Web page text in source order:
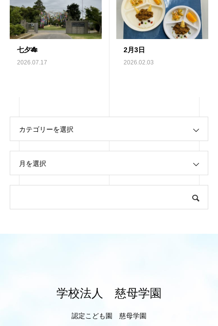
七夕🎋
2026.07.17
2月3日
2026.02.03
カテゴリーを選択
月を選択
学校法人 慈母学園
認定こども園 慈母学園